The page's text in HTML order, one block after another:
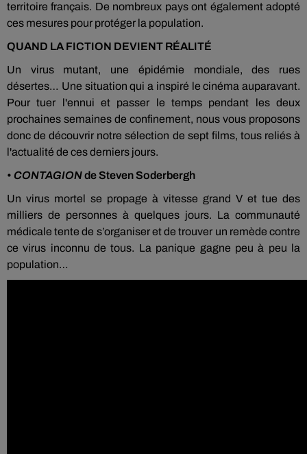
territoire français. De nombreux pays ont également adopté
ces mesures pour protéger la population.
QUAND LA FICTION DEVIENT RÉALITÉ
Un virus mutant, une épidémie mondiale, des rues
désertes… Une situation qui a inspiré le cinéma auparavant.
Pour tuer l'ennui et passer le temps pendant les deux
prochaines semaines de confinement, nous vous proposons
donc de découvrir notre sélection de sept films, tous reliés à
l'actualité de ces derniers jours.
• CONTAGIONde Steven Soderbergh
Un virus mortel se propage à vitesse grand V et tue des
milliers de personnes à quelques jours. La communauté
médicale tente de s’organiser et de trouver un remède contre
ce virus inconnu de tous. La panique gagne peu à peu la
population…